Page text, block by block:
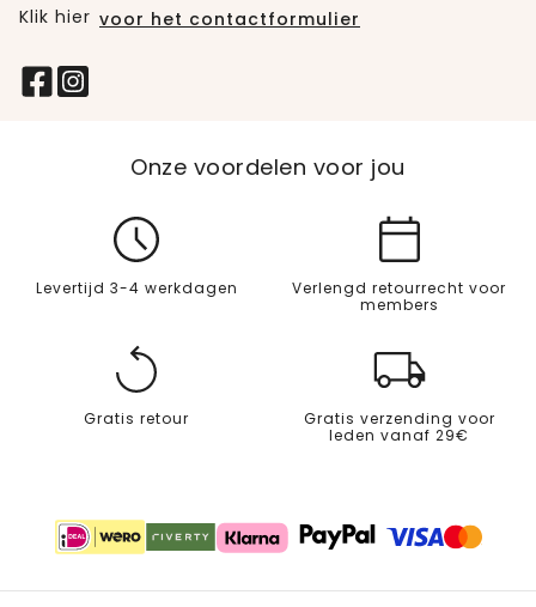
Klik hier voor het contactformulier
Onze voordelen voor jou
Levertijd 3-4 werkdagen
Verlengd retourrecht voor
members
Gratis retour
Gratis verzending voor
leden vanaf 29€